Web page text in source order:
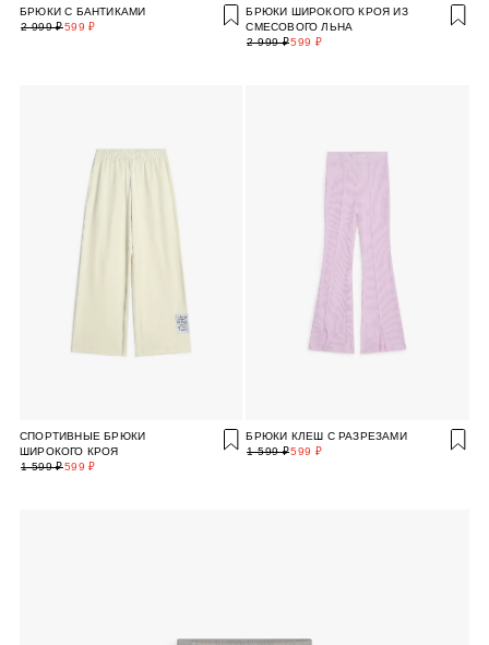
БРЮКИ С БАНТИКАМИ
599 ₽
2 999 ₽
БРЮКИ ШИРОКОГО КРОЯ ИЗ
СМЕСОВОГО ЛЬНА
599 ₽
2 999 ₽
СПОРТИВНЫЕ БРЮКИ
ШИРОКОГО КРОЯ
599 ₽
1 599 ₽
БРЮКИ КЛЕШ С РАЗРЕЗАМИ
599 ₽
1 599 ₽